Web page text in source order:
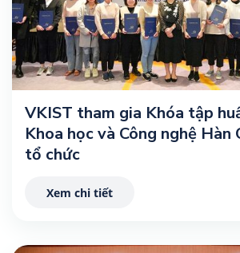
VKIST tham gia Khóa tập
Khoa học và Công nghệ Hàn
tổ chức
Xem chi tiết